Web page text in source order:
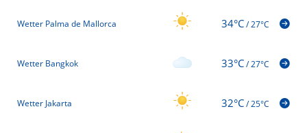
Wetter Palma de Mallorca 34°C/27°C
Wetter Bangkok 33°C/27°C
Wetter Jakarta 32°C/25°C